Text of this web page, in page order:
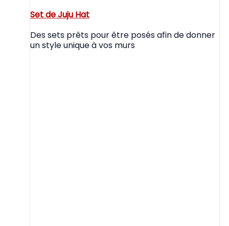
Set de Juju Hat
Des sets prêts pour être posés afin de donner
un style unique à vos murs